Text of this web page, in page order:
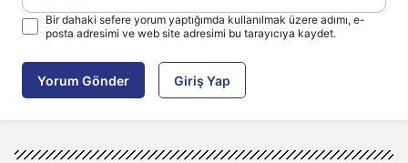
Bir dahaki sefere yorum yaptığımda kullanılmak üzere adımı, e-
posta adresimi ve web site adresimi bu tarayıcıya kaydet.
Yorum Gönder Giriş Yap